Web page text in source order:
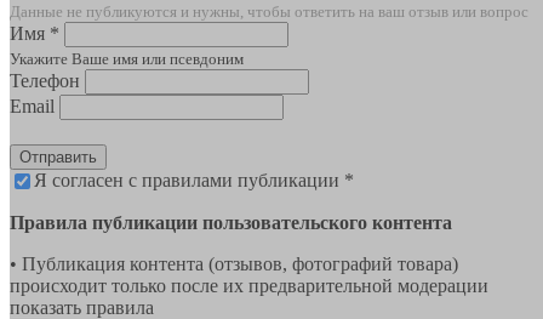
Данные не публикуются и нужны, чтобы ответить на ваш отзыв или вопрос
Имя *
Укажите Ваше имя или псевдоним
Телефон
Email
Отправить
Я согласен с правилами публикации *
Правила публикации пользовательского контента
• Публикация контента (отзывов, фотографий товара)
происходит только после их предварительной модерации
показать правила